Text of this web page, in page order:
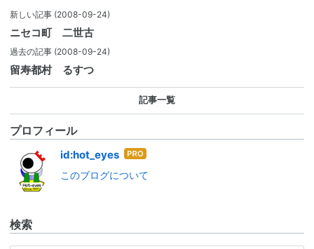
新しい記事 (2008-09-24)
ニセコ町 二世古
過去の記事 (2008-09-24)
留寿都村 るすつ
記事一覧
プロフィール
id:hot_eyes はて
ログ
このブログについて
検索